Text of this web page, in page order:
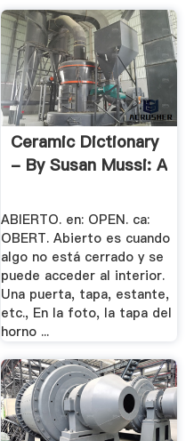
Ceramic Dictionary
- By Susan Mussi: A
ABIERTO. en: OPEN. ca:
OBERT. Abierto es cuando
algo no está cerrado y se
puede acceder al interior.
Una puerta, tapa, estante,
etc., En la foto, la tapa del
horno ...